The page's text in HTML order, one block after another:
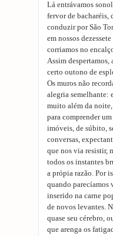
Lá entrávamos
fervor de bacharéis,
conduzir por São
em nossos
corriamos no
Assim
certo outono de
Os muros não
alegria semelhante:
muito além da
para comprender
imóveis, de súbito,
conversas,
que nos via resistir,
todos os instantes
a própia razão. Por
quando parecíamos
inserido na carne
de novos levantes.
quase seu cérebro,
que arenga os